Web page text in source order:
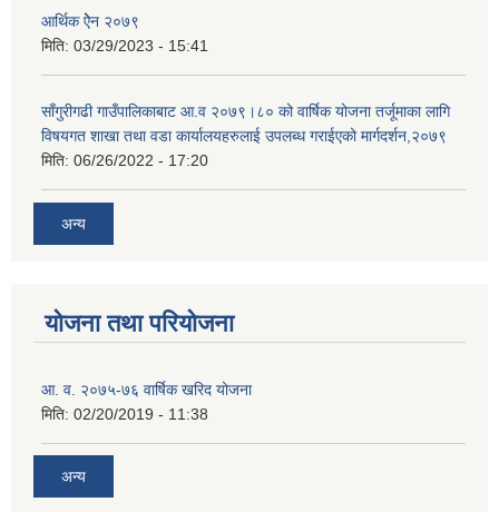
आर्थिक ऐेन २०७९
मिति: 03/29/2023 - 15:41
साँगुरीगढी गाउँपालिकाबाट आ.व २०७९।८० को वार्षिक योजना तर्जूमाका लागि
विषयगत शाखा तथा वडा कार्यालयहरुलाई उपलब्ध गराईएको मार्गदर्शन,२०७९
मिति: 06/26/2022 - 17:20
अन्य
योजना तथा परियोजना
आ. व. २०७५-७६ वार्षिक खरिद योजना
मिति: 02/20/2019 - 11:38
अन्य